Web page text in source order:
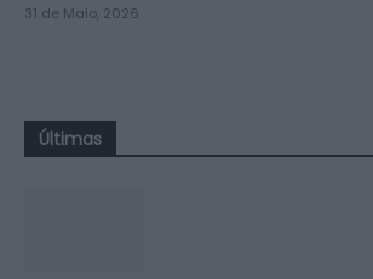
31 de Maio, 2026
Últimas